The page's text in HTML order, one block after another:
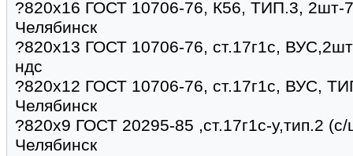
?820х16 ГОСТ 10706-76, К56, ТИП.3, 2шт-
Челябинск
?820х13 ГОСТ 10706-76, ст.17г1с,
ндс
?820х12 ГОСТ 10706-76, ст.17г1с, ВУС,
Челябинск
?820x9 ГОСТ 20295-85 ,ст.17г1с-у,тип.2
Челябинск